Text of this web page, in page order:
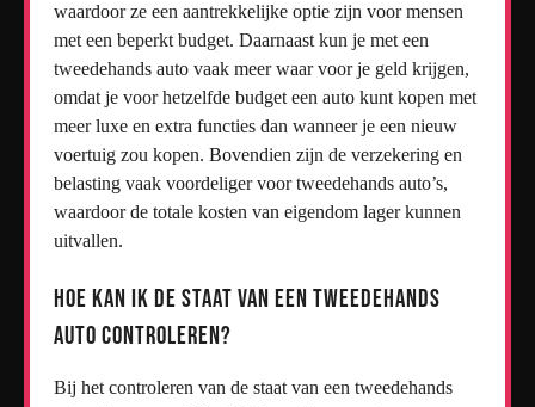
waardoor ze een aantrekkelijke optie zijn voor mensen
met een beperkt budget. Daarnaast kun je met een
tweedehands auto vaak meer waar voor je geld krijgen,
omdat je voor hetzelfde budget een auto kunt kopen met
meer luxe en extra functies dan wanneer je een nieuw
voertuig zou kopen. Bovendien zijn de verzekering en
belasting vaak voordeliger voor tweedehands auto’s,
waardoor de totale kosten van eigendom lager kunnen
uitvallen.
Hoe kan ik de staat van een tweedehands
auto controleren?
Bij het controleren van de staat van een tweedehands